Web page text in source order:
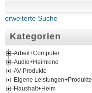
erweiterte Suche
Kategorien
Arbeit+Computer
Audio+Heimkino
AV-Produkte
Eigene Leistungen+Produkte
Haushalt+Heim